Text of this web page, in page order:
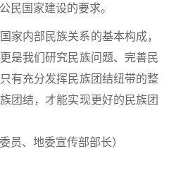
民国家建设的要求。
家内部民族关系的基本构成，
是我们研究民族问题、完善民
有充分发挥民族团结纽带的整
团结，才能实现更好的民族团
员、地委宣传部部长）